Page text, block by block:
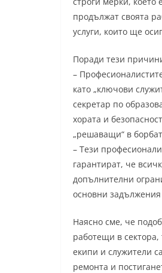
продължат своята
услуги, които ще
Поради тези
–
като „ключови
секретар по
хората и
„решаващи“ в
– Тези
гарантират, че
допълнителни
основни
Наясно сме, че
работещи в сектора,
екипи и служители
ремонта и